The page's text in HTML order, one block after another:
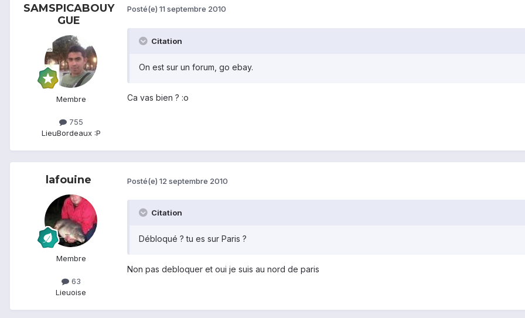
SAMSPICABOUY
GUE
Membre
755
LieuBordeaux :P
Posté(e) 11 septembre 2010
Citation
On est sur un forum, go ebay.
Ca vas bien ? :o
lafouine
Membre
63
Lieuoise
Posté(e) 12 septembre 2010
Citation
Débloqué ? tu es sur Paris ?
Non pas debloquer et oui je suis au nord de paris